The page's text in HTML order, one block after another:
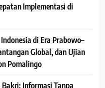
Implementasi di
Indonesia di Era Prabowo–
Global, dan Ujian
Pomalingo
Informasi Tanpa